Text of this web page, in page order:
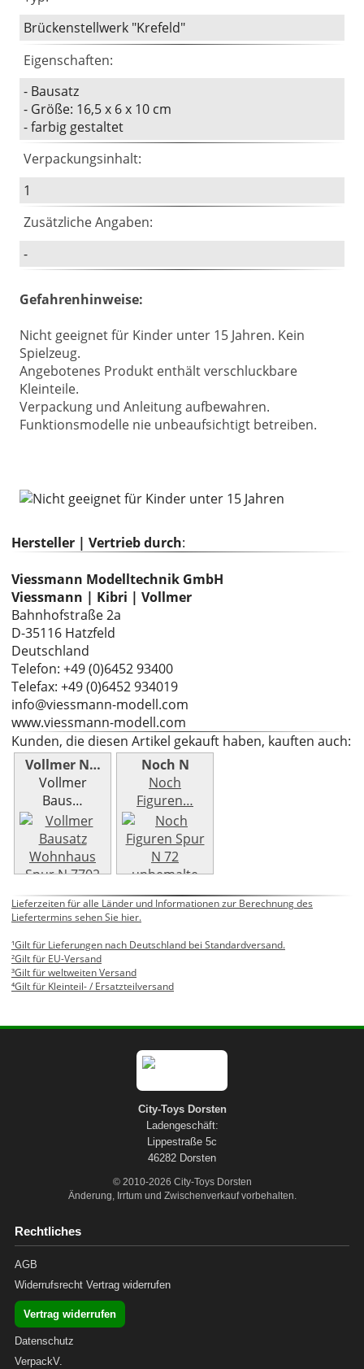
Brückenstellwerk "Krefeld"
Eigenschaften:
- Bausatz
- Größe: 16,5 x 6 x 10 cm
- farbig gestaltet
Verpackungsinhalt:
1
Zusätzliche Angaben:
-
Gefahrenhinweise:
Nicht geeignet für Kinder unter 15 Jahren. Kein
Spielzeug.
Angebotenes Produkt enthält verschluckbare
Kleinteile.
Verpackung und Anleitung aufbewahren.
Funktionsmodelle nie unbeaufsichtigt betreiben.
Hersteller | Vertrieb durch:
Viessmann Modelltechnik GmbH
Viessmann | Kibri | Vollmer
Bahnhofstraße 2a
D-35116 Hatzfeld
Deutschland
Telefon: +49 (0)6452 93400
Telefax: +49 (0)6452 934019
info@viessmann-modell.com
www.viessmann-modell.com
Kunden, die diesen Artikel gekauft haben, kauften auch:
Vollmer N…
Vollmer
Baus…
Weiter »
Noch N
Noch
Figuren…
Weiter »
Lieferzeiten für alle Länder und Informationen zur Berechnung des
Liefertermins sehen Sie hier.
¹Gilt für Lieferungen nach Deutschland bei Standardversand.
²Gilt für EU-Versand
³Gilt für weltweiten Versand
⁴Gilt für Kleinteil- / Ersatzteilversand
City-Toys Dorsten
Ladengeschäft:
Lippestraße 5c
46282 Dorsten
© 2010-2026 City-Toys Dorsten
Änderung, Irrtum und Zwischenverkauf vorbehalten.
Rechtliches
AGB
Widerrufsrecht Vertrag widerrufen
Vertrag widerrufen
Datenschutz
VerpackV.